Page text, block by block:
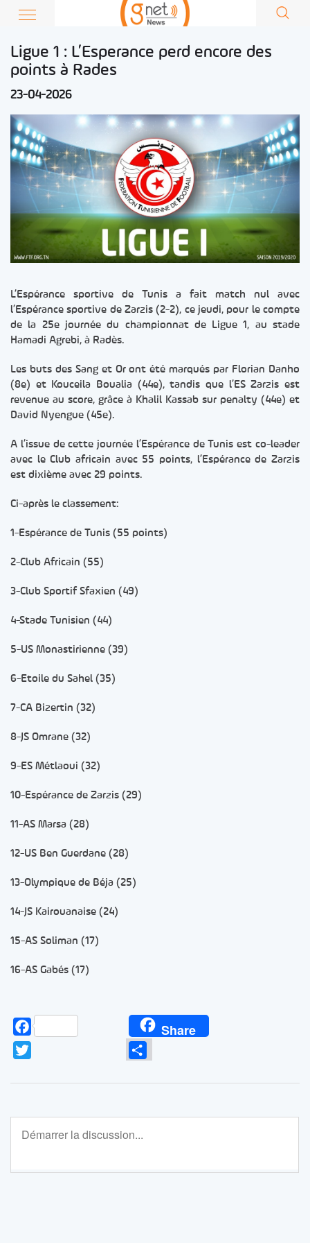
Ligue 1 : L’Esperance perd encore des
points à Rades
23-04-2026
L’Espérance sportive de Tunis a fait match nul avec
l’Espérance sportive de Zarzis (2-2), ce jeudi, pour le compte
de la 25e journée du championnat de Ligue 1, au stade
Hamadi Agrebi, à Radès.
Les buts des Sang et Or ont été marqués par Florian Danho
(8e) et Kouceila Boualia (44e), tandis que l’ES Zarzis est
revenue au score, grâce à Khalil Kassab sur penalty (44e) et
David Nyengue (45e).
A l’issue de cette journée l’Espérance de Tunis est co-leader
avec le Club africain avec 55 points, l’Espérance de Zarzis
est dixième avec 29 points.
Ci-après le classement:
1-Espérance de Tunis (55 points)
2-Club Africain (55)
3-Club Sportif Sfaxien (49)
4-Stade Tunisien (44)
5-US Monastirienne (39)
6-Etoile du Sahel (35)
7-CA Bizertin (32)
8-JS Omrane (32)
9-ES Métlaoui (32)
10-Espérance de Zarzis (29)
11-AS Marsa (28)
12-US Ben Guerdane (28)
13-Olympique de Béja (25)
14-JS Kairouanaise (24)
15-AS Soliman (17)
16-AS Gabés (17)
Facebook Share
Partager